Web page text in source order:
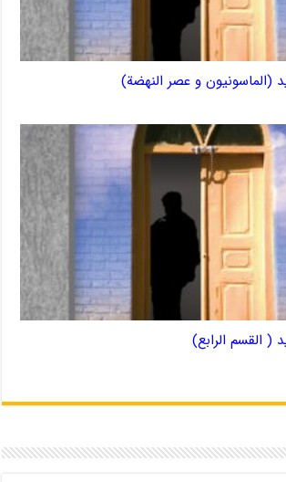
(الماسونيون و عصر النهضة)
القسم الرابع)